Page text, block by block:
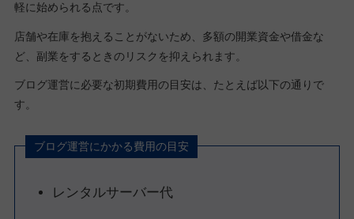
軽に始められる点です。
店舗や在庫を抱えることがないため、多額の開業資金や借金な
ど、副業をするときのリスクを抑えられます。
ブログ運営に必要な初期費用の目安は、たとえば以下の通りで
す。
ブログ運営にかかる費用の目安
レンタルサーバー代